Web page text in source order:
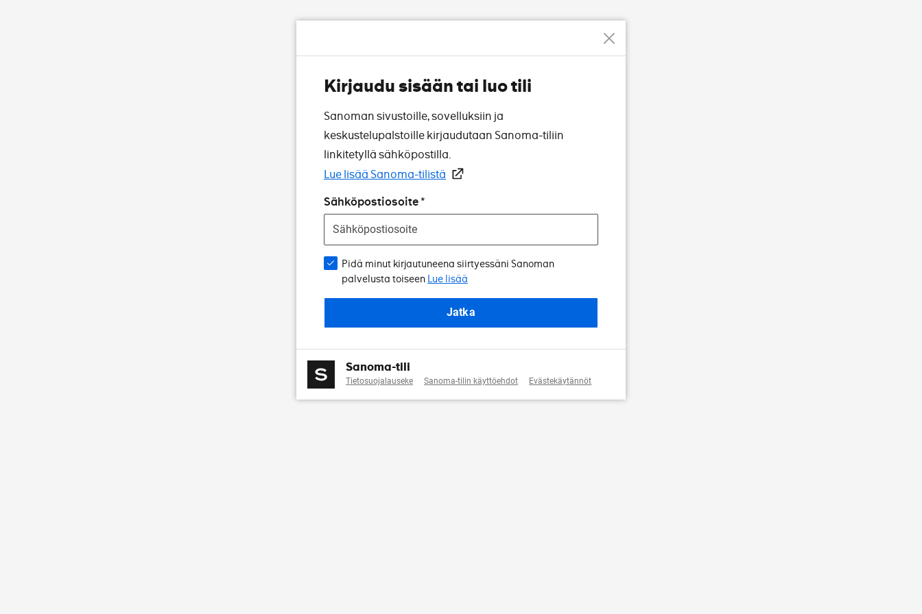
Kirjaudu sisään tai luo tili
Sanoman sivustoille, sovelluksiin ja
keskustelupalstoille kirjaudutaan Sanoma-tiliin
linkitetyllä sähköpostilla.
Lue lisää Sanoma-tilistä
Sähköpostiosoite
Pidä minut kirjautuneena siirtyessäni Sanoman
palvelusta toiseen Lue lisää
Jatka
Sanoma-tili
Tietosuojalauseke Sanoma-tilin käyttöehdot Evästekäytännöt